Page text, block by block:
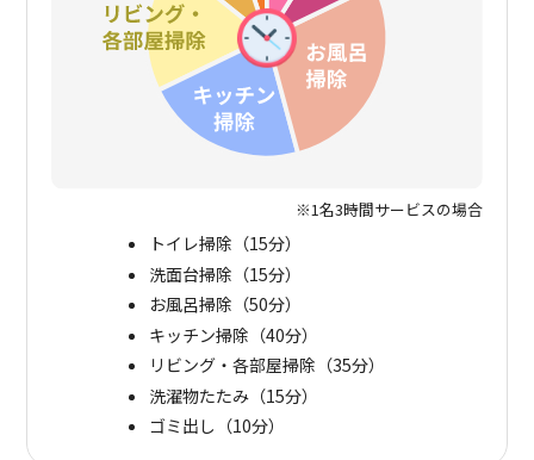
※1名3時間サービスの場合
トイレ掃除（15分）
洗面台掃除（15分）
お風呂掃除（50分）
キッチン掃除（40分）
リビング・各部屋掃除（35分）
洗濯物たたみ（15分）
ゴミ出し（10分）